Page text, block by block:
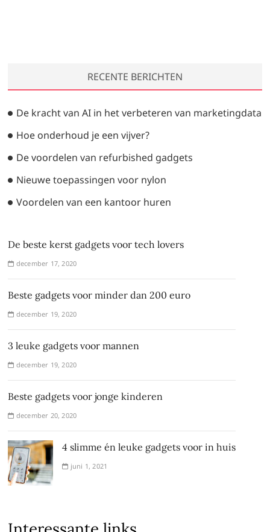
RECENTE BERICHTEN
De kracht van AI in het verbeteren van marketingdata
Hoe onderhoud je een vijver?
De voordelen van refurbished gadgets
Nieuwe toepassingen voor nylon
Voordelen van een kantoor huren
De beste kerst gadgets voor tech lovers
december 17, 2020
Beste gadgets voor minder dan 200 euro
december 19, 2020
3 leuke gadgets voor mannen
december 19, 2020
Beste gadgets voor jonge kinderen
december 20, 2020
4 slimme én leuke gadgets voor in huis
juni 1, 2021